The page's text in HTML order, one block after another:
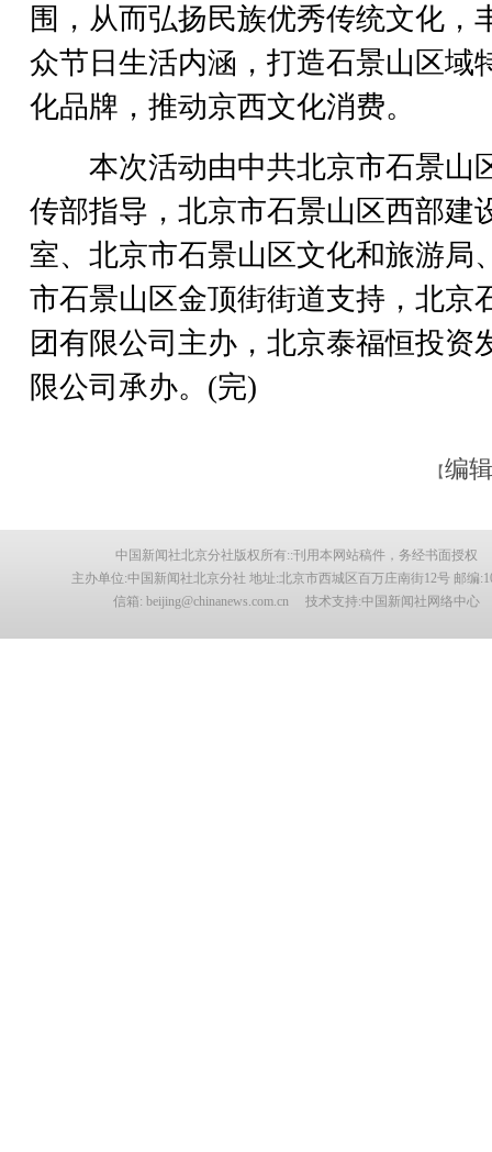
围，从而弘扬民族优秀传统文化，
众节日生活内涵，打造石景山区域
化品牌，推动京西文化消费。
本次活动由中共北京市石景山
传部指导，北京市石景山区西部建
室、北京市石景山区文化和旅游局
市石景山区金顶街街道支持，北京
团有限公司主办，北京泰福恒投资
限公司承办。(完)
【编
中国新闻社北京分社版权所有::刊用本网站稿件，务经书面授权
主办单位:中国新闻社北京分社 地址:北京市西城区百万庄南街12号 邮编
信箱: beijing@chinanews.com.cn 技术支持:中国新闻社网络中心